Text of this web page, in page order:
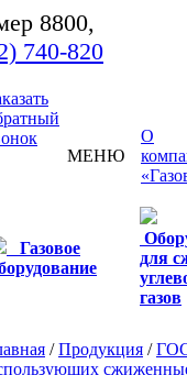
8800,
740-820
МЕНЮ
О
Газовое
для
газов
/Продукция /